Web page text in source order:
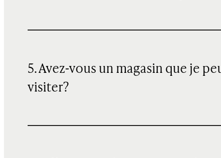
5. Avez-vous un magasin que je
visiter?